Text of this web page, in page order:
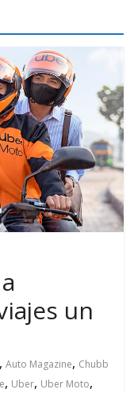
un
,Auto Magazine, Chubb
, Uber, Uber Moto,